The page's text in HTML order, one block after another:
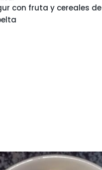
con fruta y cereales de